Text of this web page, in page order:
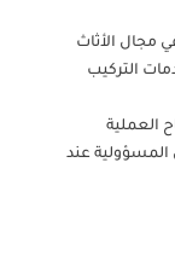
مجال الأثاث
التركيب
العملية
المسؤولية عند